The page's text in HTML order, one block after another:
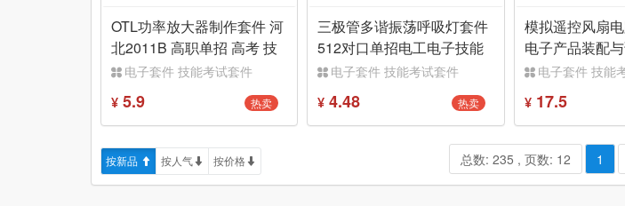
OTL功率放大器制作套件 河
北2011B 高职单招 高考 技
能考试 实训
电子套件 技能考试套件
¥ 5.9 热卖
三极管多谐振荡呼吸灯套件
512对口单招电工电子技能
高考 实训DIY
电子套件 技能考试套件
¥ 4.48 热卖
模拟遥控风扇
电子产品装配
习JS-56-247
电子套件 技能
¥17.5
按新品 按人气 按价格 总数: 235 , 页数: 12 1